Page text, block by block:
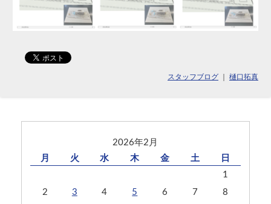
スタッフブログ 樋口拓真
2026年2月
月
火 水 木 金 土
日
1
2
3 4 5 6 7
8